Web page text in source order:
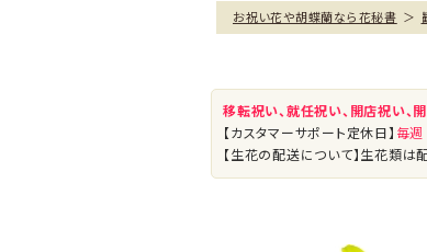
お祝い花や胡蝶蘭なら花秘書 ＞
移転祝い、就任祝い、開店祝い、
【カスタマーサポート定休日】 毎週
【生花の配送について】生花類